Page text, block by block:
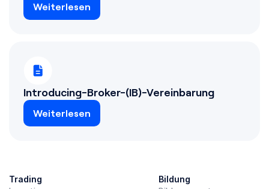
Weiterlesen
Introducing-Broker-(IB)-Vereinbarung
Weiterlesen
Trading
Bildung